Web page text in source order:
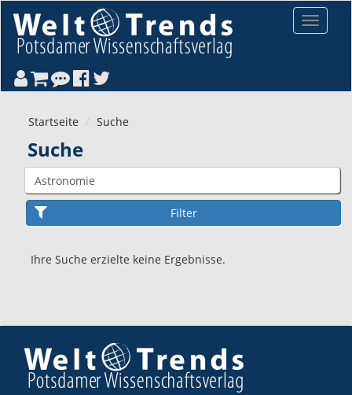
Toggle
Startseite Suche
Suche
Ihre Suche erzielte keine Ergebnisse.